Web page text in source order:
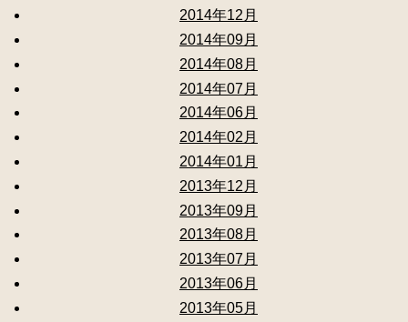
2014年12月
2014年09月
2014年08月
2014年07月
2014年06月
2014年02月
2014年01月
2013年12月
2013年09月
2013年08月
2013年07月
2013年06月
2013年05月